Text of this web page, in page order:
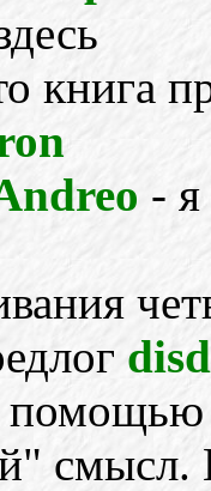
книга
- я
смысл.